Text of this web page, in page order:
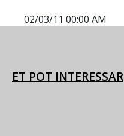
02/03/11 00:00 AM
ET POT INTERESSAR